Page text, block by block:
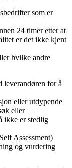
som er
24 timer etter at
er det ikke kjent
hvilke andre
for å
eller utdypende
eller
ikke er stedlig
Assessment)
og vurdering